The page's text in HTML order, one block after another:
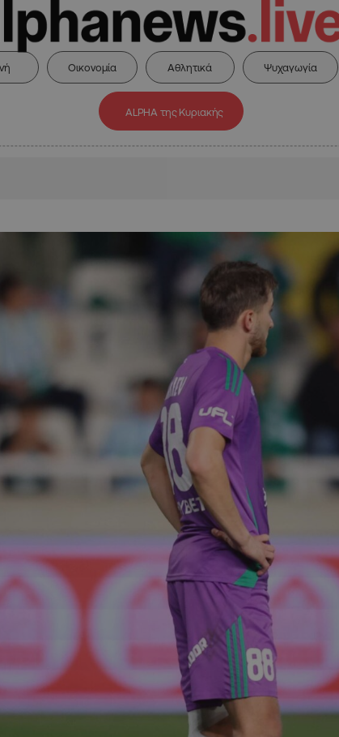
Οικονομία Αθλητικά Ψυχαγωγία
ALPHA της Κυριακής